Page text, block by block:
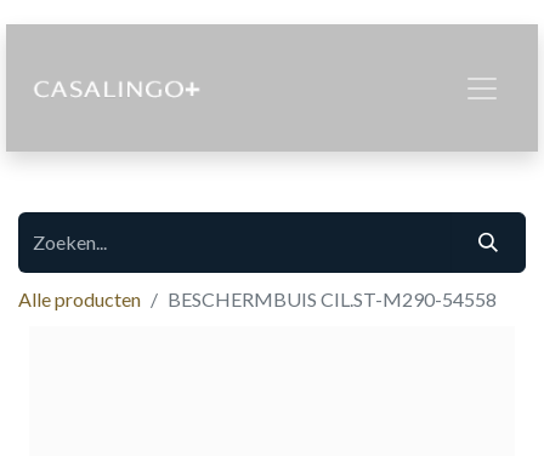
Alle producten BESCHERMBUIS CIL.ST-M290-54558